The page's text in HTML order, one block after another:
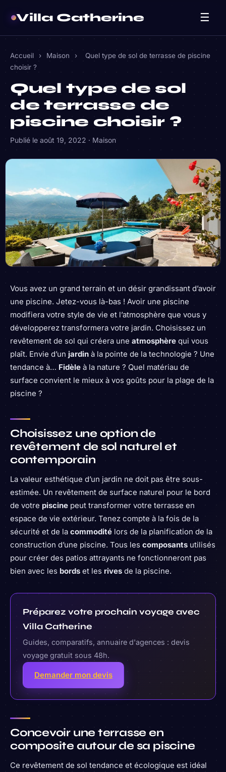
Villa Catherine ☰
Accueil › Maison ›
Quel type de sol de terrasse de piscine
choisir ?
Quel type de sol
de terrasse de
piscine choisir ?
Publié le août 19, 2022 · Maison
Vous avez un grand terrain et un désir grandissant d’avoir
une piscine. Jetez-vous là-bas ! Avoir une piscine
modifiera votre style de vie et l’atmosphère que vous y
développerez transformera votre jardin. Choisissez un
revêtement de sol qui créera une atmosphère qui vous
plaît. Envie d’un jardin à la pointe de la technologie ? Une
tendance à… Fidèle à la nature ? Quel matériau de
surface convient le mieux à vos goûts pour la plage de la
piscine ?
Choisissez une option de
revêtement de sol naturel et
contemporain
La valeur esthétique d’un jardin ne doit pas être sous-
estimée. Un revêtement de surface naturel pour le bord
de votre piscine peut transformer votre terrasse en
espace de vie extérieur. Tenez compte à la fois de la
sécurité et de la commodité lors de la planification de la
construction d’une piscine. Tous les composants utilisés
pour créer des patios attrayants ne fonctionneront pas
bien avec les bords et les rives de la piscine.
Préparez votre prochain voyage avec
Villa Catherine
Guides, comparatifs, annuaire d'agences : devis
voyage gratuit sous 48h.
Demander mon devis
Concevoir une terrasse en
composite autour de sa piscine
Ce revêtement de sol tendance et écologique est idéal